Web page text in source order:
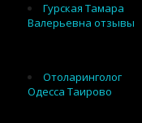
Гурская Тамара
Валерьевна отзывы
Отоларинголог
Одесса Таирово